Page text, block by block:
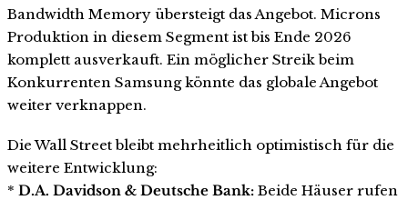
Bandwidth Memory übersteigt das Angebot. Microns
Produktion in diesem Segment ist bis Ende 2026
komplett ausverkauft. Ein möglicher Streik beim
Konkurrenten Samsung könnte das globale Angebot
weiter verknappen.
Die Wall Street bleibt mehrheitlich optimistisch für die
weitere Entwicklung:
* D.A. Davidson & Deutsche Bank: Beide Häuser rufen